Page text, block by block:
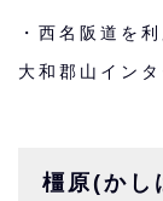
・西名阪道を
大和郡山イン
橿原(かし